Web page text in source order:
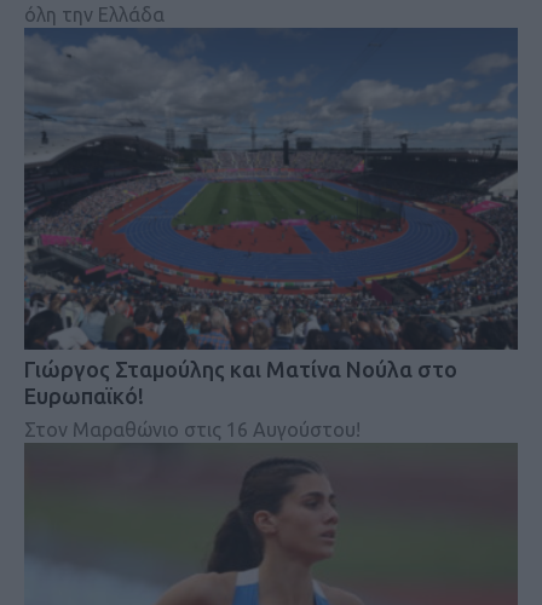
όλη την Ελλάδα
Γιώργος Σταμούλης και Ματίνα Νούλα στο
Ευρωπαϊκό!
Στον Μαραθώνιο στις 16 Αυγούστου!